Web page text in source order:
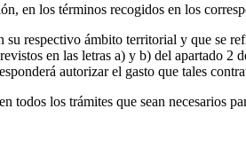
en los términos recogidos en los
respectivo ámbito territorial y que se
en las letras a) y b) del apartado
autorizar el gasto que tales
todos los trámites que sean